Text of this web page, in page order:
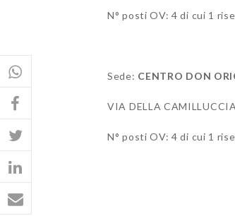
N° posti OV: 4 di cui 1
Sede: CENTRO DON
VIA DELLA
N° posti OV: 4 di cui 1